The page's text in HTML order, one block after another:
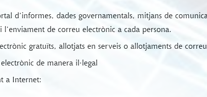
d’informes, dades governamentals, mitjans de
de correu electrònic a cada persona.
gratuïts, allotjats en serveis o allotjaments de
de manera il·legal
a Internet: